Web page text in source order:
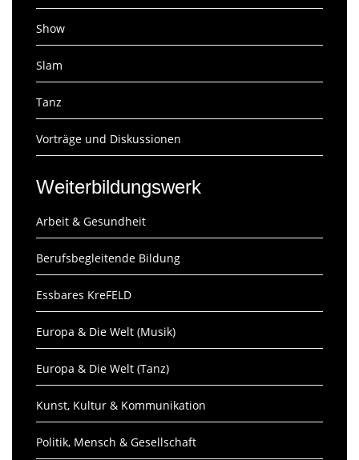
Show
Slam
Tanz
Vorträge und Diskussionen
Weiterbildungswerk
Arbeit & Gesundheit
Berufsbegleitende Bildung
Essbares KreFELD
Europa & Die Welt (Musik)
Europa & Die Welt (Tanz)
Kunst, Kultur & Kommunikation
Politik, Mensch & Gesellschaft